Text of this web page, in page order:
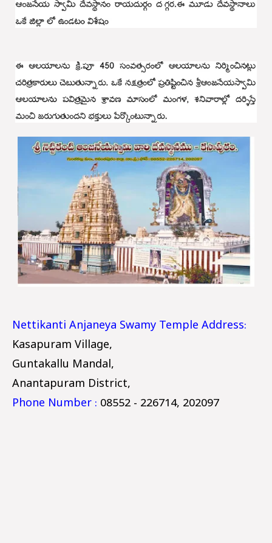
Nettikanti Anjaneya Swamy Temple Address:
Kasapuram Village,
Guntakallu Mandal,
Anantapuram District,
Phone Number : 08552 - 226714, 202097